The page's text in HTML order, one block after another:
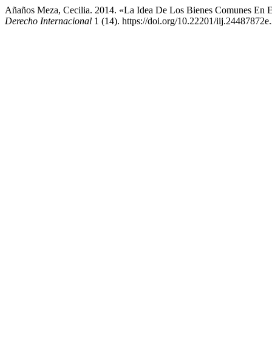
Añaños Meza, Cecilia. 2014. «La Idea De Los Bienes Comunes En
Derecho Internacional 1 (14). https://doi.org/10.22201/